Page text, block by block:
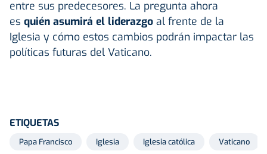
entre sus predecesores. La pregunta ahora
es quién asumirá el liderazgo al frente de la
Iglesia y cómo estos cambios podrán impactar las
políticas futuras del Vaticano.
ETIQUETAS
Papa Francisco Iglesia Iglesia católica Vaticano